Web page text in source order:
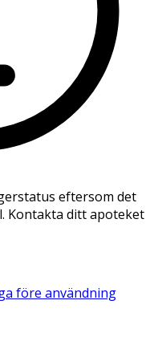
eftersom det
Kontakta ditt apoteket
före användning